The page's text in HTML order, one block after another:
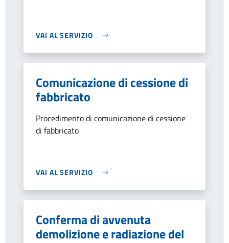
VAI AL SERVIZIO
Comunicazione di cessione di
fabbricato
Procedimento di comunicazione di cessione
di fabbricato
VAI AL SERVIZIO
Conferma di avvenuta
demolizione e radiazione del